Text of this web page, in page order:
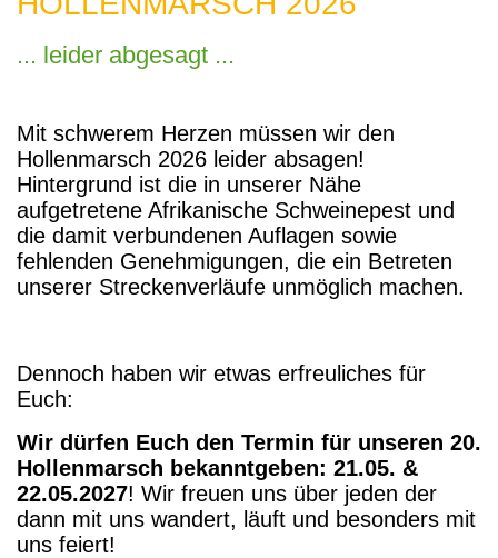
... leider abgesagt ...
Mit schwerem Herzen müssen wir den
Hollenmarsch 2026 leider absagen!
Hintergrund ist die in unserer Nähe
aufgetretene Afrikanische Schweinepest und
die damit verbundenen Auflagen sowie
fehlenden Genehmigungen, die ein Betreten
unserer Streckenverläufe unmöglich machen.
Dennoch haben wir etwas erfreuliches für
Euch:
Wir dürfen Euch den Termin für unseren 20.
Hollenmarsch bekanntgeben: 21.05. &
22.05.2027! Wir freuen uns über jeden der
dann mit uns wandert, läuft und besonders mit
uns feiert!